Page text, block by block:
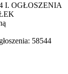
I. OGŁOSZENIA
58544